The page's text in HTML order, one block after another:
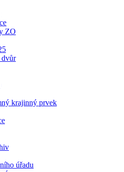
ZO
dvůr
krajinný prvek
úřadu